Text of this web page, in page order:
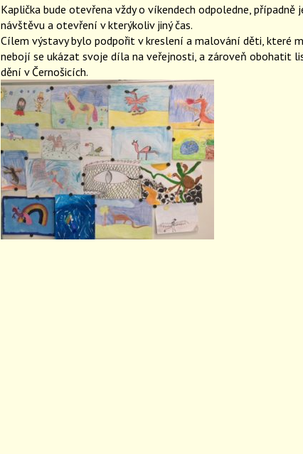
Kaplička bude otevřena vždy o víkendech odpoledne, případně
návštěvu a otevření v kterýkoliv jiný čas.
Cílem výstavy bylo podpořit v kreslení a malování děti, které
nebojí se ukázat svoje díla na veřejnosti, a zároveň obohatit
dění v Černošicích.